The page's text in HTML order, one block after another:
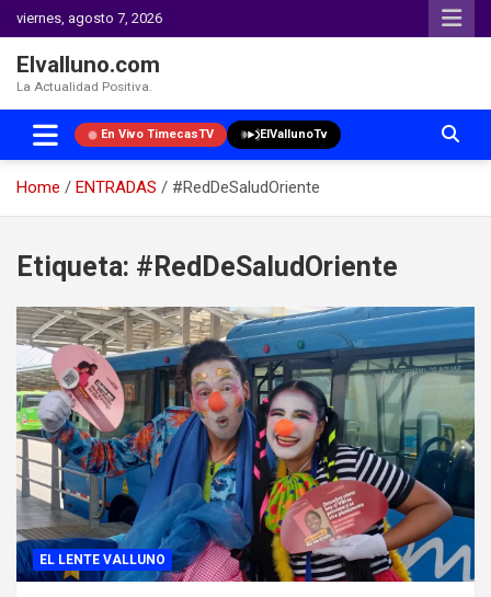
viernes, agosto 7, 2026
Elvalluno.com
La Actualidad Positiva.
En Vivo TimecasTV ElVallunoTv
Home ENTRADAS
#RedDeSaludOriente
content
Etiqueta: #RedDeSaludOriente
EL LENTE VALLUNO